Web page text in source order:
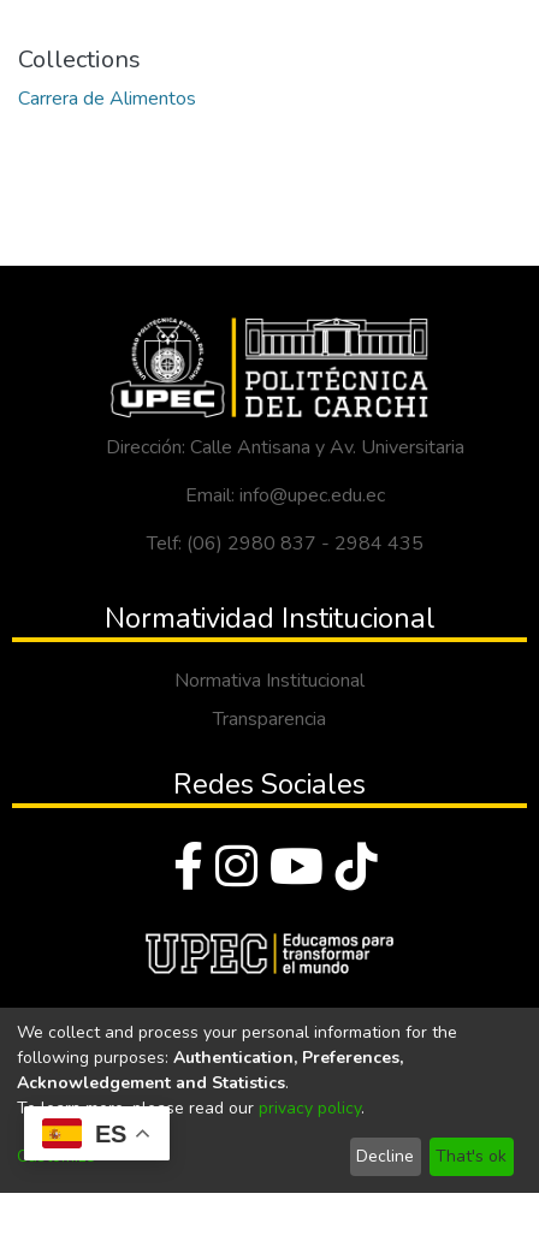
ES
Collections
Carrera de Alimentos
Dirección: Calle Antisana y Av. Universitaria
Email: info@upec.edu.ec
Telf: (06) 2980 837 - 2984 435
Normatividad Institucional
Normativa Institucional
Transparencia
Redes Sociales
Universidad Politécnica Estatal del Carchi
Universidad Politécnica Estatal del Carchi | Acreditada por el
CACES Resolución N°. 160-SE-33-CACES-2020
We collect and process your personal information for the
following purposes: Authentication, Preferences,
Acknowledgement and Statistics.
To learn more, please read our privacy policy.
Customize Decline That's ok